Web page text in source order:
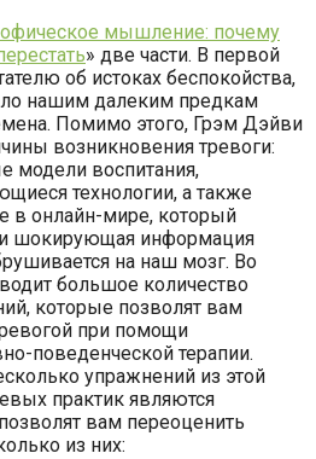
мышление: почему
» две части. В первой
об истоках беспокойства,
нашим далеким предкам
Помимо этого, Грэм Дэйви
возникновения тревоги:
модели воспитания,
технологии, а также
в онлайн-мире, который
и шокирующая информация
на наш мозг. Во
большое количество
которые позволят вам
при помощи
поведенческой терапии.
упражнений из этой
практик являются
вам переоценить
из них: